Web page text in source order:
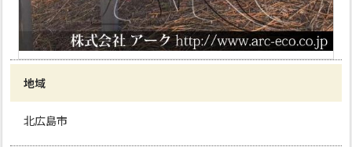
地域
北広島市